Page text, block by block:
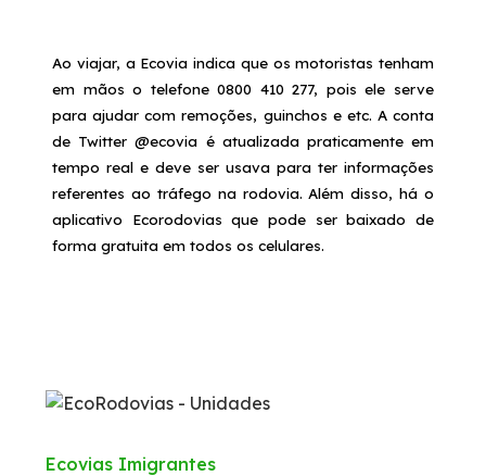
Ao viajar, a Ecovia indica que os motoristas tenham
em mãos o telefone 0800 410 277, pois ele serve
para ajudar com remoções, guinchos e etc. A conta
de Twitter @ecovia é atualizada praticamente em
tempo real e deve ser usava para ter informações
referentes ao tráfego na rodovia. Além disso, há o
aplicativo Ecorodovias que pode ser baixado de
forma gratuita em todos os celulares.
Ecovias Imigrantes